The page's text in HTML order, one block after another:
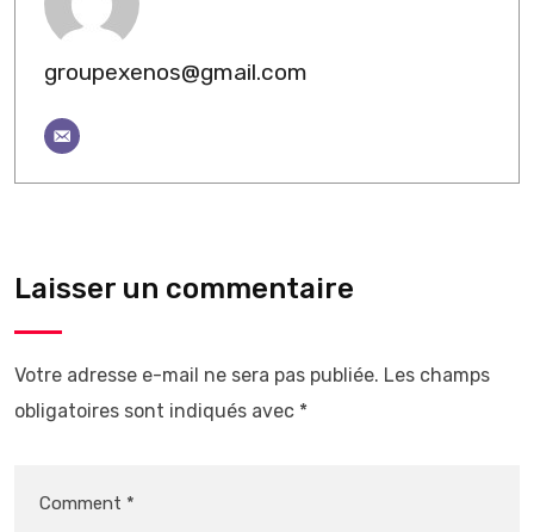
groupexenos@gmail.com
Laisser un commentaire
Votre adresse e-mail ne sera pas publiée. Les champs
obligatoires sont indiqués avec *